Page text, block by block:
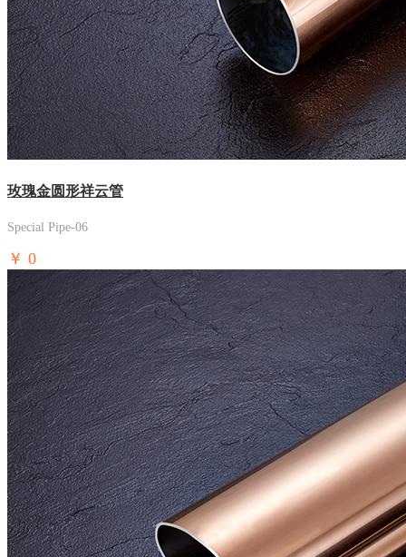
玫瑰金圆形祥云管
Special Pipe-06
￥ 0